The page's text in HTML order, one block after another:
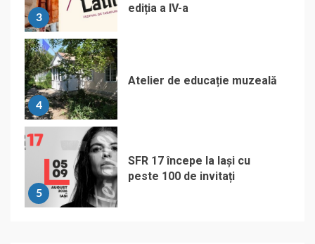
3
ediția a IV-a
4
Atelier de educație muzeală
5
SFR 17 începe la Iași cu
peste 100 de invitați